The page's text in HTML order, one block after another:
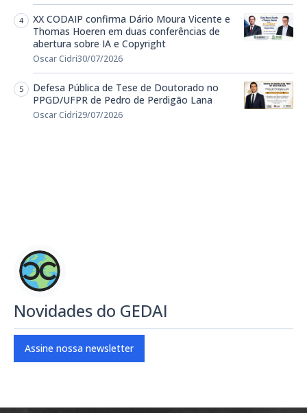
XX CODAIP confirma Dário Moura Vicente e
Thomas Hoeren em duas conferências de
abertura sobre IA e Copyright
Oscar Cidri30/07/2026
Defesa Pública de Tese de Doutorado no
PPGD/UFPR de Pedro de Perdigão Lana
Oscar Cidri29/07/2026
Novidades do GEDAI
Assine nossa newsletter